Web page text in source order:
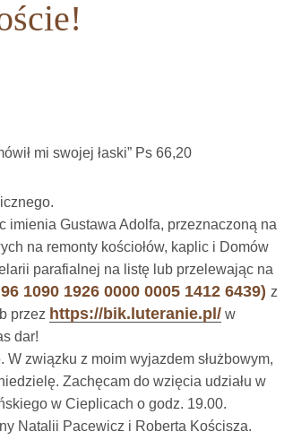
mi swojej łaski” Ps 66,20
imienia Gustawa Adolfa, przeznaczoną na
na remonty kościołów, kaplic i Domów
parafialnej na listę lub przelewając na
96 1090 1926 0000 0005 1412 6439) z
przez https://bik.luteranie.pl/ w
dar!
związku z moim wyjazdem służbowym,
Zachęcam do wzięcia udziału w
w Cieplicach o godz. 19.00.
Natalii Pacewicz i Roberta Kościsza.